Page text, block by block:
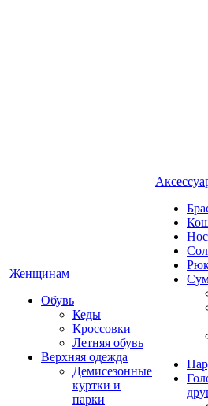
Женщинам
Обувь
Кеды
Кроссовки
Летняя обувь
Верхняя одежда
Демисезонные
куртки и
парки